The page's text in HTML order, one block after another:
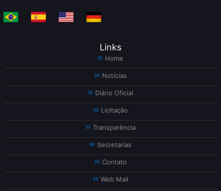
Links
Home
Notícias
Diário Oficial
Licitação
Transparência
Secretarias
Contato
Web Mail